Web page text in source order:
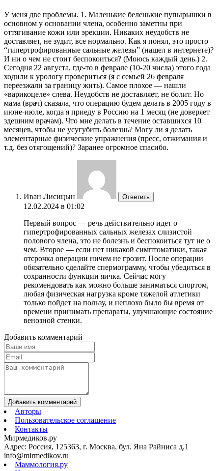
У меня две проблемы. 1. Маленькие беленькие пупырышки в
основном у основании члена, особенно заметны при
оттягивание кожи или эрекции. Никаких неудобств не
доставляет, не зудит, все нормально. Как я понял, это просто
“гипертрофированные сальные железы” (нашел в интернете)?
И ни о чем не стоит беспокоиться? (Моюсь каждый день.) 2.
Сегодня 22 августа, где-то в феврале (10-20 числа) этого года
ходили к урологу провериться (я с семьей 26 февраля
переезжали за границу жить). Самое плохое — нашли
«варикоцеле» слева. Неудобств не доставляет, не болит. Но
мама (врач) сказала, что операцию будем делать в 2005 году в
июне-июле, когда я приеду в Россию на 1 месяц (не доверяет
здешним врачам). Что мне делать в течение оставшихся 10
месяцев, чтобы не усугубить болезнь? Могу ли я делать
элементарные физические упражнения (пресс, отжимания и
т.д. без отягощений)? Заранее огромное спасибо.
Иван Лисицын Ответить
12.02.2024 в 01:02
Первый вопрос — речь действительно идет о
гипертрофированных сальных железах слизистой
полового члена, это не болезнь и беспокоиться тут не о
чем. Второе — если нет никакой симптоматики, такая
отсрочка операции ничем не грозит. После операции
обязательно сделайте спермограмму, чтобы убедиться в
сохранности функции яичка. Сейчас могу
рекомендовать как можно больше заниматься спортом,
любая физическая нагрузка кроме тяжелой атлетики
только пойдет на пользу, и неплохо было бы время от
времени принимать препараты, улучшающие состояние
венозной стенки.
Добавить комментарий
Добавить комментарий
Авторы
Пользовательское соглашение
Контакты
Мирмедиков.ру
Адрес: Россия, 125363, г. Москва, бул. Яна Райниса д.1
info@mirmedikov.ru
Маммология.ру